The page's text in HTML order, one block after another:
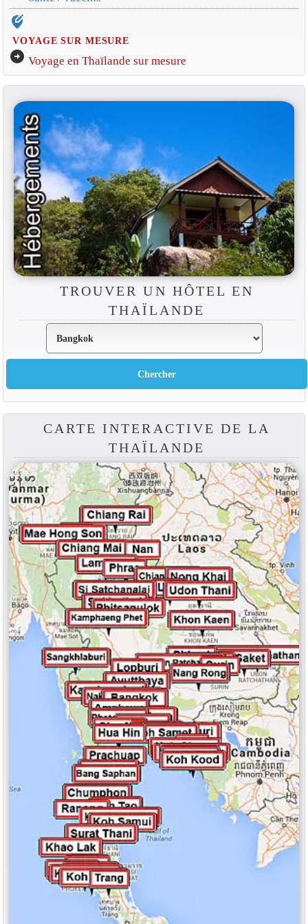
edit_location_alt
VOYAGE SUR MESURE
arrow_circle_right Voyage en Thaïlande sur mesure
TROUVER UN HÔTEL EN
THAÏLANDE
CARTE INTERACTIVE DE LA
THAÏLANDE